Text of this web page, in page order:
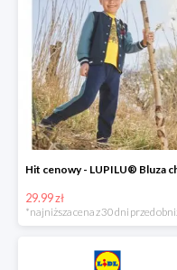
29.99 zł